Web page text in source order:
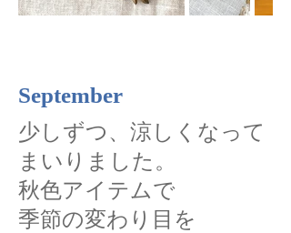
September
少しずつ、涼しくなって
まいりました。
秋色アイテムで
季節の変わり目を